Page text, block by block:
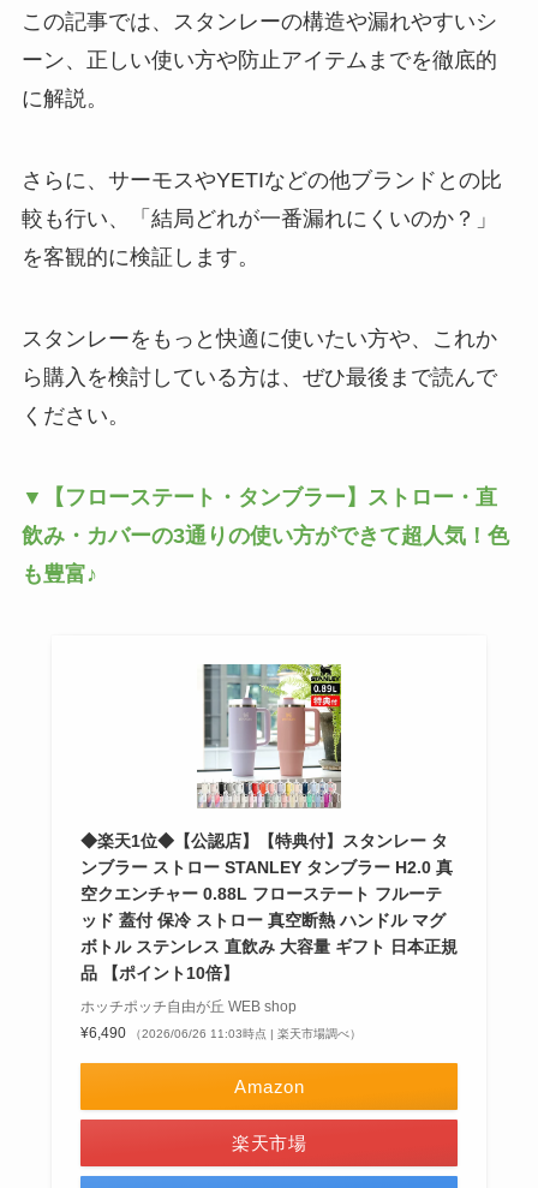
この記事では、スタンレーの構造や漏れやすいシ
ーン、正しい使い方や防止アイテムまでを徹底的
に解説。
さらに、サーモスやYETIなどの他ブランドとの比
較も行い、「結局どれが一番漏れにくいのか？」
を客観的に検証します。
スタンレーをもっと快適に使いたい方や、これか
ら購入を検討している方は、ぜひ最後まで読んで
ください。
▼【フローステート・タンブラー】ストロー・直
飲み・カバーの3通りの使い方ができて超人気！色
も豊富♪
◆楽天1位◆【公認店】【特典付】スタンレー タ
ンブラー ストロー STANLEY タンブラー H2.0 真
空クエンチャー 0.88L フローステート フルーテ
ッド 蓋付 保冷 ストロー 真空断熱 ハンドル マグ
ボトル ステンレス 直飲み 大容量 ギフト 日本正規
品 【ポイント10倍】
ホッチポッチ自由が丘 WEB shop
¥6,490
（2026/06/26 11:03時点 | 楽天市場調べ）
Amazon
楽天市場